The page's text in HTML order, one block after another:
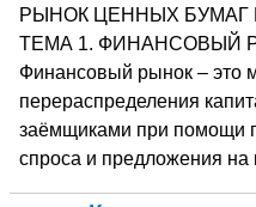
РЫНОК ЦЕННЫХ
ТЕМА 1. ФИНАНСОВЫЙ
Финансовый рынок – это
перераспределения
заёмщиками при помощи
спроса и предложения на